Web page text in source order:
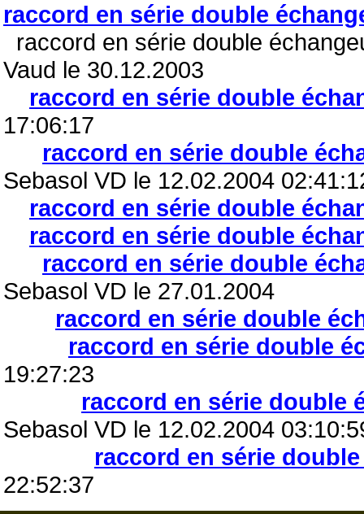
raccord en série double
raccord en série double
Vaud le 30.12.2003
raccord en série double
17:06:17
raccord en série double
Sebasol VD le 12.02.2004
raccord en série double
raccord en série double
raccord en série double
Sebasol VD le 27.01.2004
raccord en série double
raccord en série double
19:27:23
raccord en série double
Sebasol VD le 12.02.2004
raccord en série
22:52:37